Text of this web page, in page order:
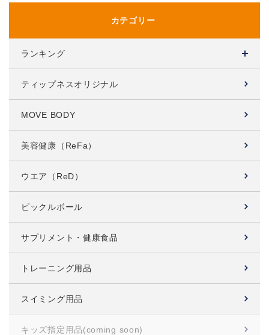
カテゴリー
ランキング
ティップネスオリジナル
MOVE BODY
美容健康（ReFa）
ウエア（ReD）
ピックルボール
サプリメント・健康食品
トレーニング用品
スイミング用品
キッズ指定用品(coming soon)